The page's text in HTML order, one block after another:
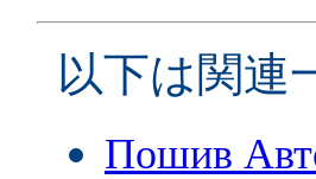
以下は関連
Пошив